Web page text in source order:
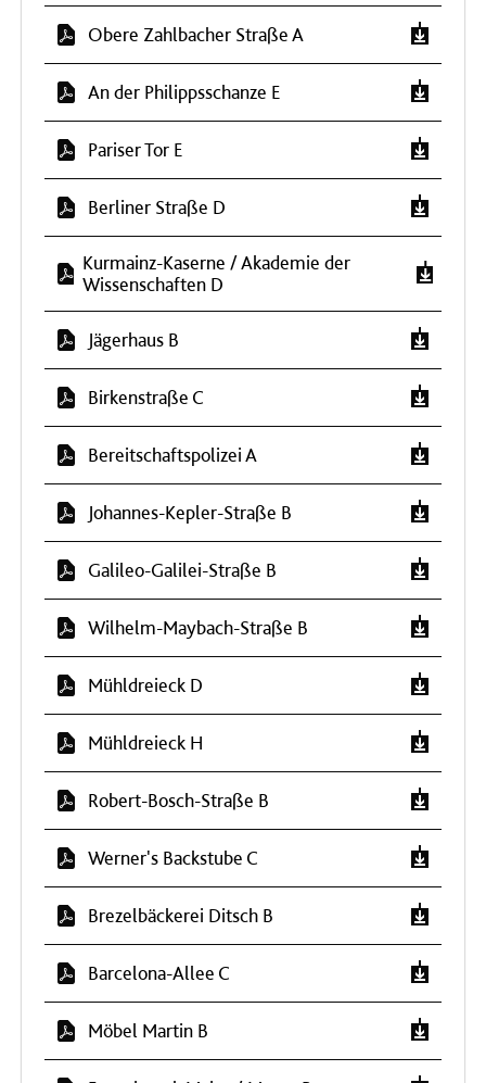
Obere Zahlbacher Straße A
An der Philippsschanze E
Pariser Tor E
Berliner Straße D
Kurmainz-Kaserne / Akademie der
Wissenschaften D
Jägerhaus B
Birkenstraße C
Bereitschaftspolizei A
Johannes-Kepler-Straße B
Galileo-Galilei-Straße B
Wilhelm-Maybach-Straße B
Mühldreieck D
Mühldreieck H
Robert-Bosch-Straße B
Werner's Backstube C
Brezelbäckerei Ditsch B
Barcelona-Allee C
Möbel Martin B